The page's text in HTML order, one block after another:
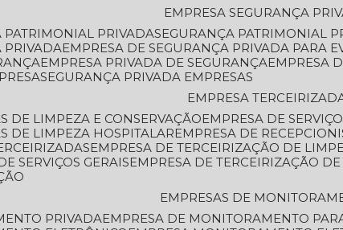
EMPRESA SEGURANÇA
PATRIMONIAL PRIVADA SEGURANÇA PATRIMONIAL
PRIVADA
EMPRESA DE SEGURANÇA PRIVADA PARA
EMPRESA PRIVADA DE SEGURANÇA
EMPRESA
SEGURANÇA PRIVADA EMPRESAS
EMPRESA
DE LIMPEZA E CONSERVAÇÃO
EMPRESA DE
DE LIMPEZA HOSPITALAR
EMPRESA DE
EMPRESA DE TERCEIRIZAÇÃO DE
SERVIÇOS GERAIS
EMPRESA DE TERCEIRIZAÇÃO
EMPRESAS DE
PRIVADA
EMPRESA DE MONITORAMENTO